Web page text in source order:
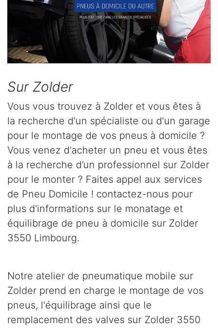
Sur Zolder
Vous vous trouvez à Zolder et vous êtes à
la recherche d'un spécialiste ou d'un garage
pour le montage de vos pneus à domicile ?
Vous venez d'acheter un pneu et vous êtes
à la recherche d’un professionnel sur Zolder
pour le monter ? Faites appel aux services
de Pneu Domicile ! contactez-nous pour
plus d'informations sur le monatage et
équilibrage de pneu à domicile sur Zolder
3550 Limbourg.
Notre atelier de pneumatique mobile sur
Zolder prend en charge le montage de vos
pneus, l'équilibrage ainsi que le
remplacement des valves sur Zolder 3550